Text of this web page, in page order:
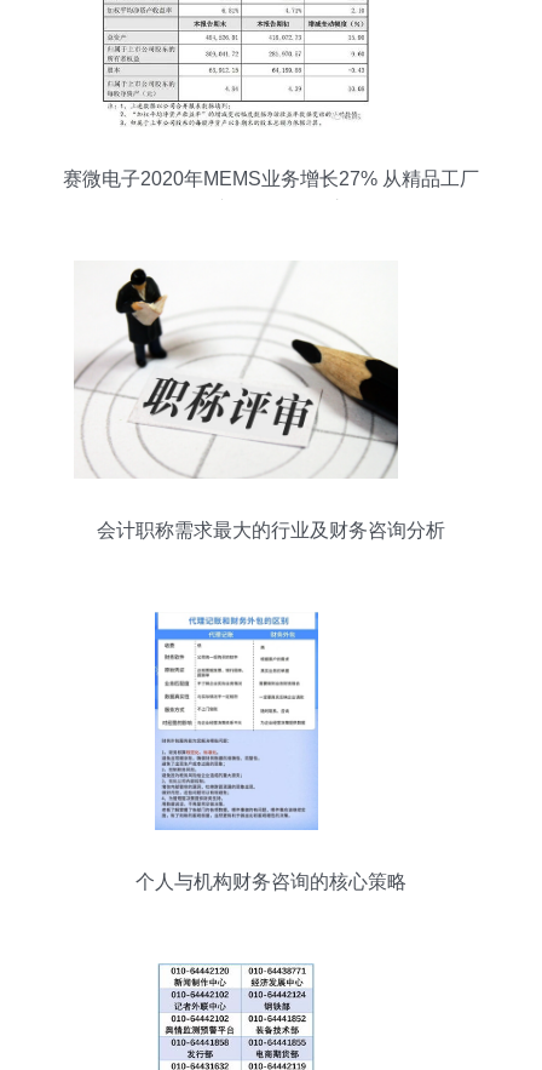
赛微电子2020年MEMS业务增长27% 从精品工厂
会计职称需求最大的行业及财务咨询分析
个人与机构财务咨询的核心策略